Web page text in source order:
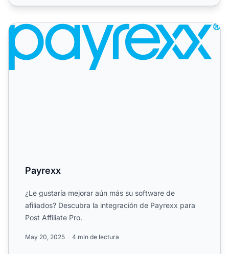
Payrexx
Payrexx
¿Le gustaría mejorar aún más su software de
afiliados? Descubra la integración de Payrexx para
Post Affiliate Pro.
May 20, 2025 4 min de lectura